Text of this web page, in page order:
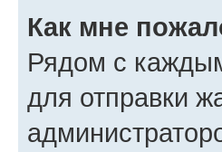
Как мне
Рядом с
для отправки